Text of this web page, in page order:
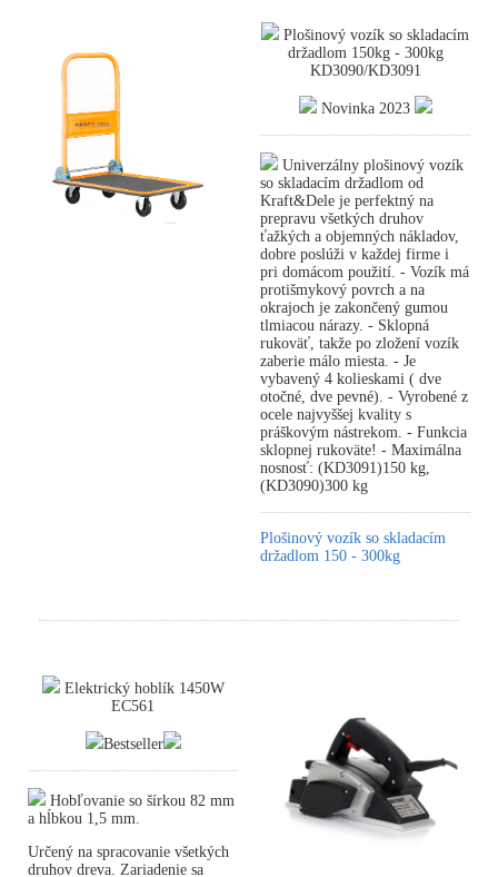
Plošinový vozík so skladacím
držadlom 150kg - 300kg
KD3090/KD3091
Novinka 2023
Univerzálny plošinový vozík
so skladacím držadlom od
Kraft&Dele je perfektný na
prepravu všetkých druhov
ťažkých a objemných nákladov,
dobre poslúži v každej firme i
pri domácom použití. - Vozík má
protišmykový povrch a na
okrajoch je zakončený gumou
tlmiacou nárazy. - Sklopná
rukoväť, takže po zložení vozík
zaberie málo miesta. - Je
vybavený 4 kolieskami ( dve
otočné, dve pevné). - Vyrobené z
ocele najvyššej kvality s
práškovým nástrekom. - Funkcia
sklopnej rukoväte! - Maximálna
nosnosť: (KD3091)150 kg,
(KD3090)300 kg
Plošinový vozík so skladacím
držadlom 150 - 300kg
Elektrický hoblík 1450W
EC561
Bestseller
Hobľovanie so šírkou 82 mm
a hĺbkou 1,5 mm.
Určený na spracovanie všetkých
druhov dreva. Zariadenie sa